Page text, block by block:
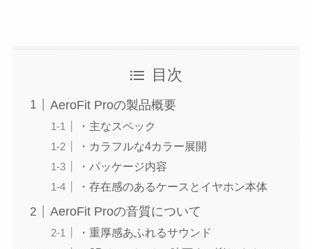
目次
AeroFit Proの製品概要
・主なスペック
・カラフルな4カラー展開
・パッケージ内容
・存在感のあるケースとイヤホン本体
AeroFit Proの音質について
・重厚感あふれるサウンド